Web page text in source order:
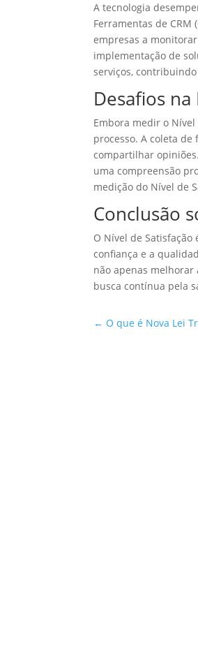
A tecnologia
Ferramentas de
empresas a
implementação de
serviços,
Desafios
Embora medir o
processo. A coleta
compartilhar
uma compreensão
medição do Nível de
Conclusão
O Nível de
confiança e a
não apenas melhorar
busca contínua pela
← O que é Nova Lei